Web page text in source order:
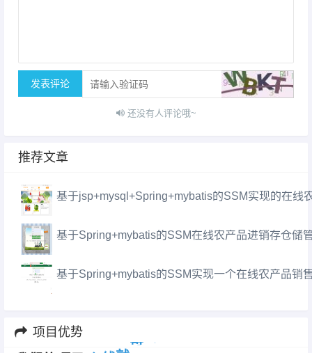
发表评论
还没有人评论哦~
推荐文章
基于jsp+mysql+Spring+mybatis的SSM实现的在线
基于Spring+mybatis的SSM在线农产品进销存仓储
基于Spring+mybatis的SSM实现一个在线农产品销
项目优势